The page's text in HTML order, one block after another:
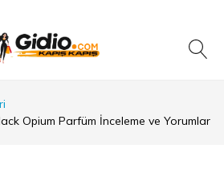
Opium Parfüm İnceleme ve Yorumlar